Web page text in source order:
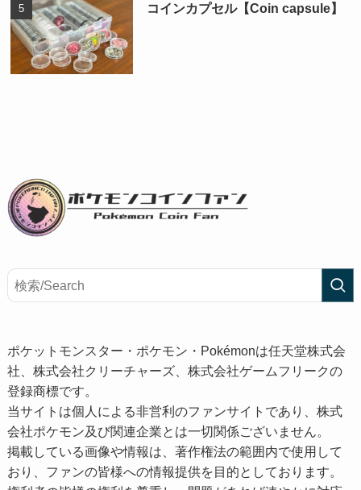
コインカプセル【Coin capsule】
ポケットモンスター・ポケモン・Pokémonは任天堂株式会
社、株式会社クリーチャーズ、株式会社ゲームフリークの
登録商標です。
当サイトは個人による非営利のファンサイトであり、株式
会社ポケモン及び関連企業とは一切関係ございません。
掲載している画像や情報は、著作権法の範囲内で使用して
おり、ファンの皆様への情報提供を目的としております。